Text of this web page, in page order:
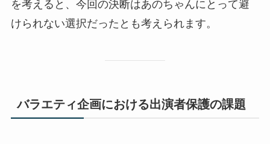
を考えると、今回の決断はあのちゃんにとって避
けられない選択だったとも考えられます。
バラエティ企画における出演者保護の課題